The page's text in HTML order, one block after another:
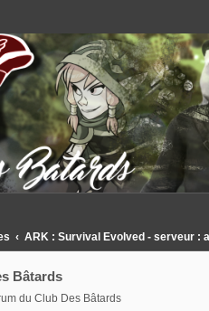
ARK : Survival Evolved - serveur :
Bâtards
du Club Des Bâtards